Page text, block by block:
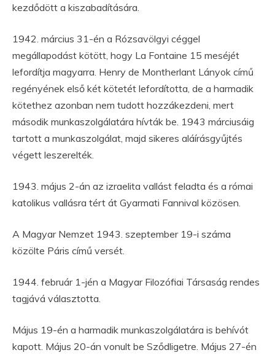
kezdődött a kiszabadítására.
1942. március 31-én a Rózsavölgyi céggel
megállapodást kötött, hogy La Fontaine 15 meséjét
lefordítja magyarra. Henry de Montherlant Lányok című
regényének első két kötetét lefordította, de a harmadik
kötethez azonban nem tudott hozzákezdeni, mert
második munkaszolgálatára hívták be. 1943 márciusáig
tartott a munkaszolgálat, majd sikeres aláírásgyűjtés
végett leszerelték.
1943. május 2-án az izraelita vallást feladta és a római
katolikus vallásra tért át Gyarmati Fannival közösen.
A Magyar Nemzet 1943. szeptember 19-i száma
közölte Páris című versét.
1944. február 1-jén a Magyar Filozófiai Társaság rendes
tagjává választotta.
Május 19-én a harmadik munkaszolgálatára is behívót
kapott. Május 20-án vonult be Sződligetre. Május 27-én